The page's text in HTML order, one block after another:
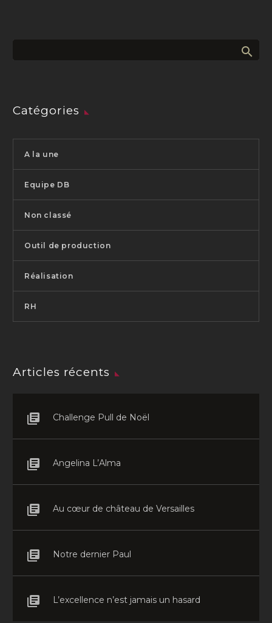
Catégories
A la une
Equipe DB
Non classé
Outil de production
Réalisation
RH
Articles récents
Challenge Pull de Noël
Angelina L’Alma
Au cœur de château de Versailles
Notre dernier Paul
L’excellence n’est jamais un hasard